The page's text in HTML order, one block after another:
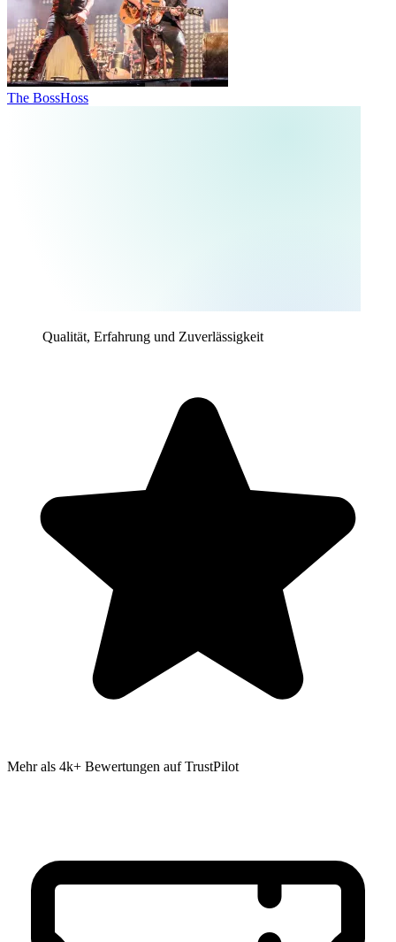
The BossHoss
Qualität, Erfahrung und Zuverlässigkeit
Mehr als 4k+ Bewertungen auf TrustPilot